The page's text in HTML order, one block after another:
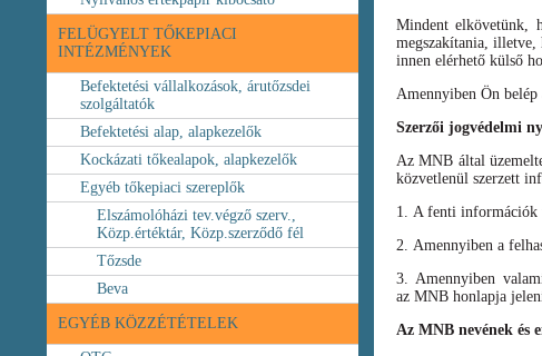
FELÜGYELT TŐKEPIACI
INTÉZMÉNYEK
Befektetési vállalkozások, árutőzsdei
szolgáltatók
Befektetési alap, alapkezelők
Kockázati tőkealapok, alapkezelők
Egyéb tőkepiaci szereplők
Elszámolóházi tev.végző szerv.,
Közp.értéktár, Közp.szerződő fél
Tőzsde
Beva
EGYÉB KÖZZÉTÉTELEK
Mindent elkövetünk,
megszakítania, illetve,
innen elérhető külső
Amennyiben Ön
Szerzői jogvédelmi
Az MNB által
közvetlenül szerzett
1. A fenti információk
2. Amennyiben a
3. Amennyiben
az MNB honlapja
Az MNB nevének és